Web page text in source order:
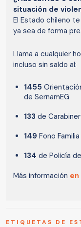
situación de
El Estado chileno
ya sea de forma
Llama a cualquier
incluso sin saldo al:
1455
de SernamEG
133 de
149 Fono
134 de Policía
Más información
ETIQUETAS DE